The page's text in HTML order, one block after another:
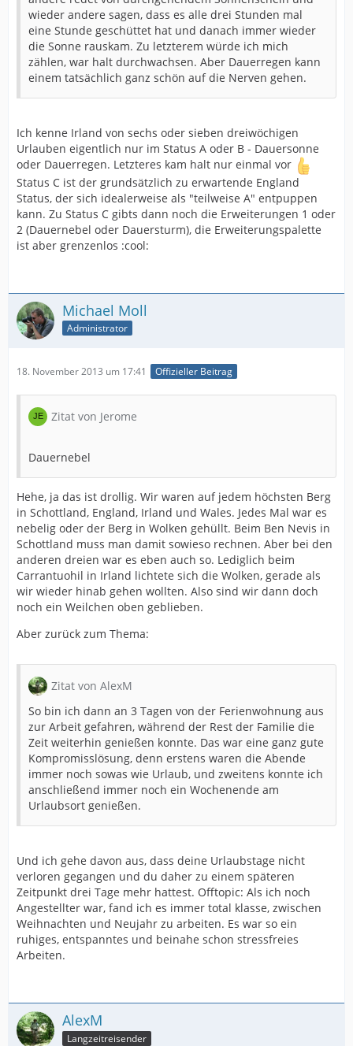
wieder andere sagen, dass es alle drei Stunden mal
eine Stunde geschüttet hat und danach immer wieder
die Sonne rauskam. Zu letzterem würde ich mich
zählen, war halt durchwachsen. Aber Dauerregen kann
einem tatsächlich ganz schön auf die Nerven gehen.
Ich kenne Irland von sechs oder sieben dreiwöchigen
Urlauben eigentlich nur im Status A oder B - Dauersonne
oder Dauerregen. Letzteres kam halt nur einmal vor
Status C ist der grundsätzlich zu erwartende England
Status, der sich idealerweise als "teilweise A" entpuppen
kann. Zu Status C gibts dann noch die Erweiterungen 1 oder
2 (Dauernebel oder Dauersturm), die Erweiterungspalette
ist aber grenzenlos :cool:
Michael Moll
Administrator
18. November 2013 um 17:41 Offizieller Beitrag
Zitat von Jerome
Dauernebel
Hehe, ja das ist drollig. Wir waren auf jedem höchsten Berg
in Schottland, England, Irland und Wales. Jedes Mal war es
nebelig oder der Berg in Wolken gehüllt. Beim Ben Nevis in
Schottland muss man damit sowieso rechnen. Aber bei den
anderen dreien war es eben auch so. Lediglich beim
Carrantuohil in Irland lichtete sich die Wolken, gerade als
wir wieder hinab gehen wollten. Also sind wir dann doch
noch ein Weilchen oben geblieben.
Aber zurück zum Thema:
Zitat von AlexM
So bin ich dann an 3 Tagen von der Ferienwohnung aus
zur Arbeit gefahren, während der Rest der Familie die
Zeit weiterhin genießen konnte. Das war eine ganz gute
Kompromisslösung, denn erstens waren die Abende
immer noch sowas wie Urlaub, und zweitens konnte ich
anschließend immer noch ein Wochenende am
Urlaubsort genießen.
Und ich gehe davon aus, dass deine Urlaubstage nicht
verloren gegangen und du daher zu einem späteren
Zeitpunkt drei Tage mehr hattest. Offtopic: Als ich noch
Angestellter war, fand ich es immer total klasse, zwischen
Weihnachten und Neujahr zu arbeiten. Es war so ein
ruhiges, entspanntes und beinahe schon stressfreies
Arbeiten.
AlexM
Langzeitreisender